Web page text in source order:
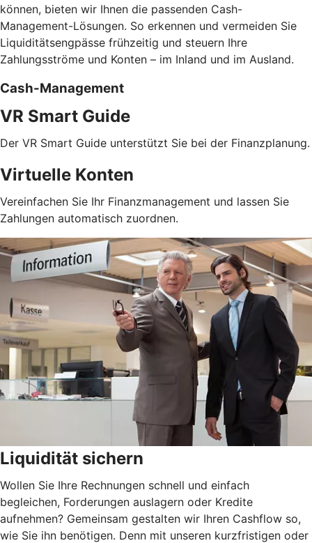
können, bieten wir Ihnen die passenden Cash-
Management-Lösungen. So erkennen und vermeiden Sie
Liquiditätsengpässe frühzeitig und steuern Ihre
Zahlungsströme und Konten – im Inland und im Ausland.
Cash-Management
VR Smart Guide
Der VR Smart Guide unterstützt Sie bei der Finanzplanung.
Virtuelle Konten
Vereinfachen Sie Ihr Finanzmanagement und lassen Sie
Zahlungen automatisch zuordnen.
Liquidität sichern
Wollen Sie Ihre Rechnungen schnell und einfach
begleichen, Forderungen auslagern oder Kredite
aufnehmen? Gemeinsam gestalten wir Ihren Cashflow so,
wie Sie ihn benötigen. Denn mit unseren kurzfristigen oder